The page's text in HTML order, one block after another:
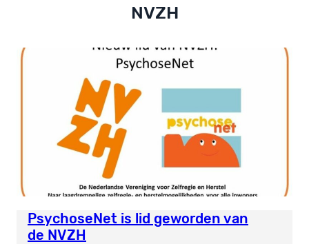
NVZH
PsychoseNet is lid geworden van
de NVZH